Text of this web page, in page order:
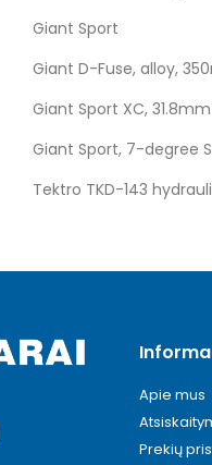
Giant Sport
Giant D-Fuse, alloy,
Giant Sport XC,
Giant Sport, 7-degree
Tektro TKD-143
Apie mus
Prekių